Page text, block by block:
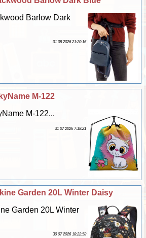
Barlow Dark
01 08 2026 21:20:16
M-122
M-122...
31 07 2026 7:18:21
Garden 20L Winter Daisy
Garden 20L Winter
30 07 2026 18:22:58